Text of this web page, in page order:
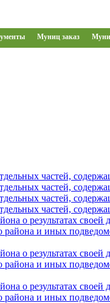
Муниц заказ
частей,
частей,
частей,
частей,
о результатах своей
и иных
о результатах своей
и иных
о результатах своей
и иных